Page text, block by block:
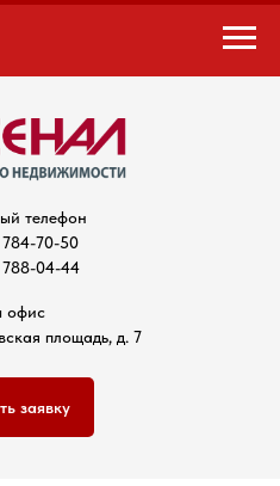
телефон
70-50
04-44
офис
площадь, д. 7
заявку